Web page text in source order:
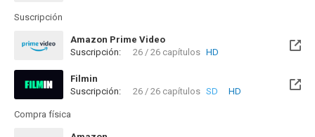
Suscripción
Amazon Prime Video
Suscripción:
26 / 26 capítulos HD
Filmin
Disponible hasta el Mié, 30 Jun 2027 (Quedan 10 meses)
Suscripción: 26 / 26 capítulos SD HD
Compra física